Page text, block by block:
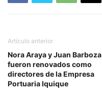
Artículo anterior
Nora Araya y Juan Barboza
fueron renovados como
directores de la Empresa
Portuaria Iquique